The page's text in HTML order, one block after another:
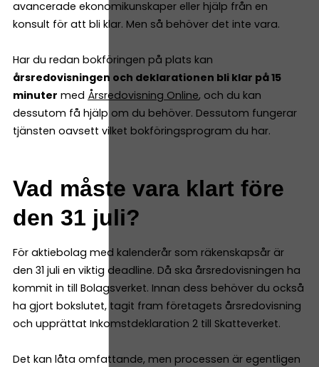
avancerade ekonomikunskaper eller hjälp från en
konsult för att bli klar. Men så behöver det inte vara.
Har du redan bokföringen på plats kan
årsredovisningen och deklarationen bli klar på 15
minuter med Årsredovisning Online, och du kan
dessutom få hjälp om du behöver. Dessutom fungerar
tjänsten oavsett vilket bokföringsprogram du har.
Vad måste vara klart före
den 31 juli?
För aktiebolag med kalenderår som räkenskapsår är
den 31 juli en viktig deadline. Då ska årsredovisningen ha
kommit in till Bolagsverket. Innan dess behöver du också
ha gjort bokslutet, tagit fram företagets årsredovisning
och upprättat Inkomstdeklaration 2 till Skatteverket.
Det kan låta omfattande, men processen är egentligen